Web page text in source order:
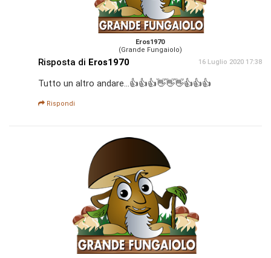
Eros1970
(Grande Fungaiolo)
Risposta di Eros1970 16 Luglio 2020 17:38
Tutto un altro andare...👍👍👍👋👋👋👍👍👍
Rispondi